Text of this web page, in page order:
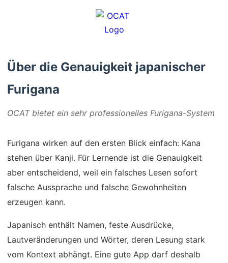
Über die Genauigkeit japanischer
Furigana
OCAT bietet ein sehr professionelles Furigana-System
Furigana wirken auf den ersten Blick einfach: Kana
stehen über Kanji. Für Lernende ist die Genauigkeit
aber entscheidend, weil ein falsches Lesen sofort
falsche Aussprache und falsche Gewohnheiten
erzeugen kann.
Japanisch enthält Namen, feste Ausdrücke,
Lautveränderungen und Wörter, deren Lesung stark
vom Kontext abhängt. Eine gute App darf deshalb